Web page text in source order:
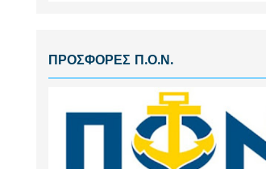
ΠΡΟΣΦΟΡΕΣ Π.Ο.Ν.